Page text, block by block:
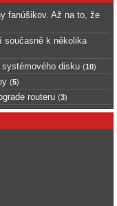
fanúšikov. Až na to, že
současně k několika
disku (10)
(5)
routeru (3)